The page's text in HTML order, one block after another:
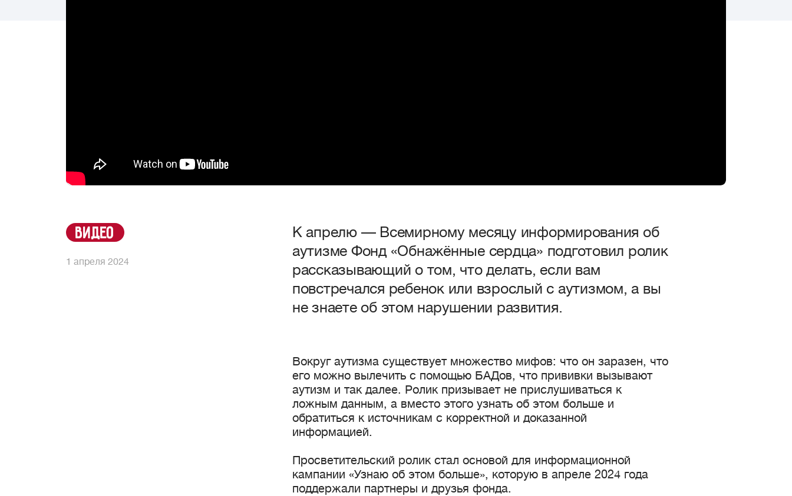
видео
1 апреля 2024
К апрелю — Всемирному месяцу информирования об
аутизме Фонд «Обнажённые сердца» подготовил ролик
рассказывающий о том, что делать, если вам
повстречался ребенок или взрослый с аутизмом, а вы
не знаете об этом нарушении развития.
Вокруг аутизма существует множество мифов: что он заразен, что
его можно вылечить с помощью БАДов, что прививки вызывают
аутизм и так далее. Ролик призывает не прислушиваться к
ложным данным, а вместо этого узнать об этом больше и
обратиться к источникам с корректной и доказанной
информацией.
Просветительский ролик стал основой для информационной
кампании «Узнаю об этом больше», которую в апреле 2024 года
поддержали партнеры и друзья фонда.